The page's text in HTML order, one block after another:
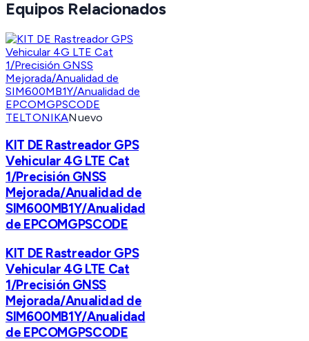
Equipos Relacionados
TELTONIKANuevo
KIT DE Rastreador GPS
Vehicular 4G LTE Cat
1/Precisión GNSS
Mejorada/Anualidad de
SIM600MB1Y/Anualidad
de EPCOMGPSCODE
KIT DE Rastreador GPS
Vehicular 4G LTE Cat
1/Precisión GNSS
Mejorada/Anualidad de
SIM600MB1Y/Anualidad
de EPCOMGPSCODE